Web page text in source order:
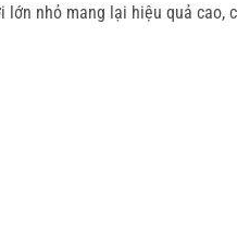
nhỏ mang lại hiệu quả cao,